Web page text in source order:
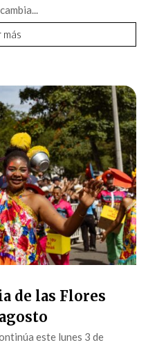
más
de las Flores
este lunes 3 de